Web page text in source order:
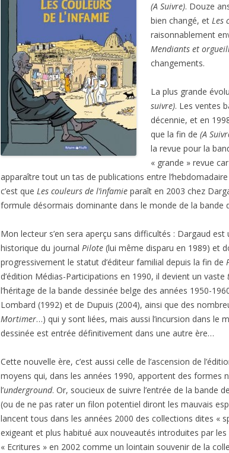
(A Suivre). Douze
bien changé, et Les
raisonnablement
Mendiants et
changements.
La plus grande
suivre). Les ventes
décennie, et en
que la fin de (A
la revue pour la
« grande » revue
apparaître tout un tas de publications entre
c’est que Les couleurs de l’infamie paraît en 2003 chez
formule désormais dominante dans le monde de la bande
Mon lecteur s’en sera aperçu sans difficultés : Dargaud
historique du journal Pilote (lui même disparu en 1989) et
progressivement le statut d’éditeur familial depuis la fin de
d’édition Médias-Participations en 1990, il devient un vaste
l’héritage de la bande dessinée belge des années 1950-
Lombard (1992) et de Dupuis (2004), ainsi que des
Mortimer…) qui y sont liées, mais aussi l’incursion dans le
dessinée est entrée définitivement dans une autre ère…
Cette nouvelle ère, c’est aussi celle de l’ascension de
moyens qui, dans les années 1990, apportent des formes
l’underground. Or, soucieux de suivre l’entrée de la bande
(ou de ne pas rater un filon potentiel diront les mauvais
lancent tous dans les années 2000 des collections dites «
exigeant et plus habitué aux nouveautés introduites par
« Ecritures » en 2002 comme un lointain souvenir de la